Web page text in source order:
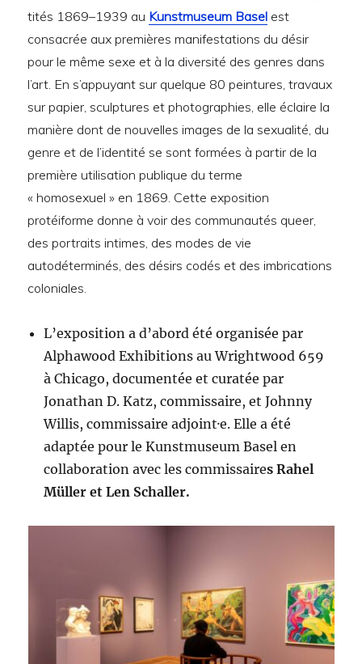
tités 1869–1939 au Kunstmuseum Basel est
consacrée aux premières manifestations du désir
pour le même sexe et à la diversité des genres dans
l’art. En s’appuyant sur quelque 80 peintures, travaux
sur papier, sculptures et photographies, elle éclaire la
manière dont de nouvelles images de la sexualité, du
genre et de l’identité se sont formées à partir de la
première utilisation publique du terme
« homosexuel » en 1869. Cette exposition
protéiforme donne à voir des communautés queer,
des portraits intimes, des modes de vie
autodéterminés, des désirs codés et des imbrications
coloniales.
L’exposition a d’abord été organisée par
Alphawood Exhibitions au Wrightwood 659
à Chicago, documentée et curatée par
Jonathan D. Katz, commissaire, et Johnny
Willis, commissaire adjoint·e. Elle a été
adaptée pour le Kunstmuseum Basel en
collaboration avec les commissaires Rahel
Müller et Len Schaller.